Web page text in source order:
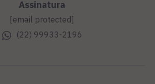
Assinatura
[email protected]
(22) 99933-2196